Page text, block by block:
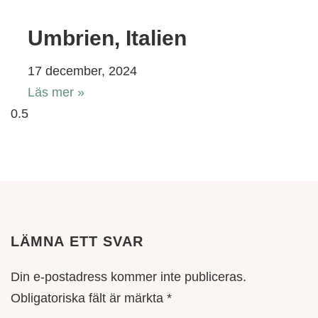
Umbrien, Italien
17 december, 2024
Läs mer »
LÄMNA ETT SVAR
Din e-postadress kommer inte publiceras.
Obligatoriska fält är märkta *